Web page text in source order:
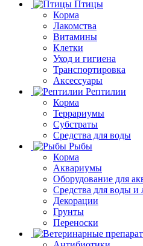
Птицы
Корма
Лакомства
Витамины
Клетки
Уход и гигиена
Транспортировка
Аксессуары
Рептилии
Корма
Террариумы
Субстраты
Средства для воды
Рыбы
Корма
Аквариумы
Оборудование для
Средства для воды и
Декорации
Грунты
Переноски